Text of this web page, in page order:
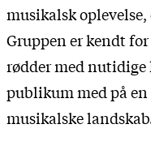
musikalsk
Gruppen er kendt
rødder med nutidige
publikum med på en
musikalske